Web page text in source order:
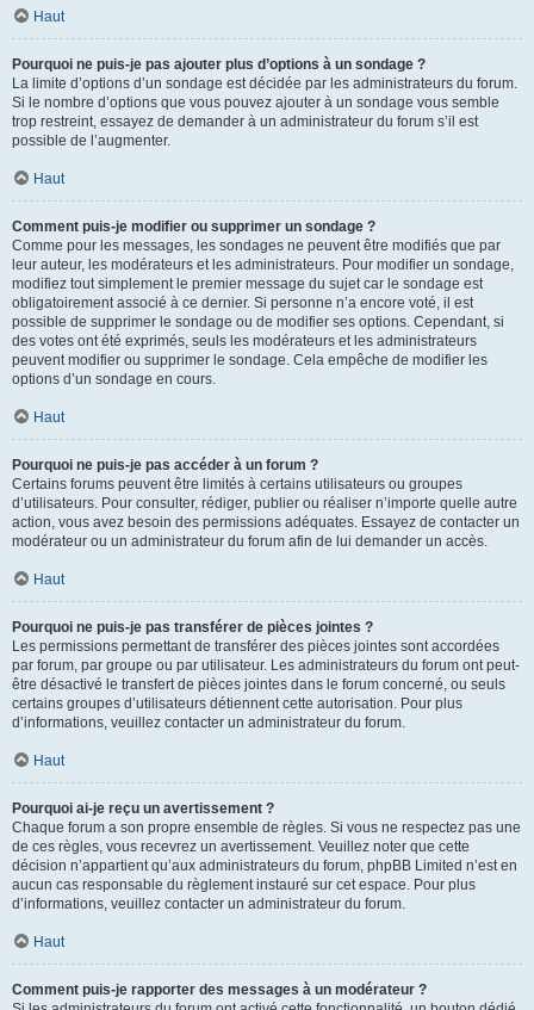
Haut
Pourquoi ne puis-je pas ajouter plus d’options à un sondage ?
La limite d’options d’un sondage est décidée par les administrateurs du forum.
Si le nombre d’options que vous pouvez ajouter à un sondage vous semble
trop restreint, essayez de demander à un administrateur du forum s’il est
possible de l’augmenter.
Haut
Comment puis-je modifier ou supprimer un sondage ?
Comme pour les messages, les sondages ne peuvent être modifiés que par
leur auteur, les modérateurs et les administrateurs. Pour modifier un sondage,
modifiez tout simplement le premier message du sujet car le sondage est
obligatoirement associé à ce dernier. Si personne n’a encore voté, il est
possible de supprimer le sondage ou de modifier ses options. Cependant, si
des votes ont été exprimés, seuls les modérateurs et les administrateurs
peuvent modifier ou supprimer le sondage. Cela empêche de modifier les
options d’un sondage en cours.
Haut
Pourquoi ne puis-je pas accéder à un forum ?
Certains forums peuvent être limités à certains utilisateurs ou groupes
d’utilisateurs. Pour consulter, rédiger, publier ou réaliser n’importe quelle autre
action, vous avez besoin des permissions adéquates. Essayez de contacter un
modérateur ou un administrateur du forum afin de lui demander un accès.
Haut
Pourquoi ne puis-je pas transférer de pièces jointes ?
Les permissions permettant de transférer des pièces jointes sont accordées
par forum, par groupe ou par utilisateur. Les administrateurs du forum ont peut-
être désactivé le transfert de pièces jointes dans le forum concerné, ou seuls
certains groupes d’utilisateurs détiennent cette autorisation. Pour plus
d’informations, veuillez contacter un administrateur du forum.
Haut
Pourquoi ai-je reçu un avertissement ?
Chaque forum a son propre ensemble de règles. Si vous ne respectez pas une
de ces règles, vous recevrez un avertissement. Veuillez noter que cette
décision n’appartient qu’aux administrateurs du forum, phpBB Limited n’est en
aucun cas responsable du règlement instauré sur cet espace. Pour plus
d’informations, veuillez contacter un administrateur du forum.
Haut
Comment puis-je rapporter des messages à un modérateur ?